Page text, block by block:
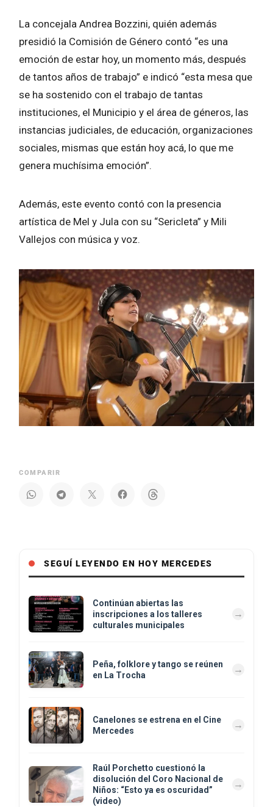
La concejala Andrea Bozzini, quién además
presidió la Comisión de Género contó “es una
emoción de estar hoy, un momento más, después
de tantos años de trabajo” e indicó “esta mesa que
se ha sostenido con el trabajo de tantas
instituciones, el Municipio y el área de géneros, las
instancias judiciales, de educación, organizaciones
sociales, mismas que están hoy acá, lo que me
genera muchísima emoción”.
Además, este evento contó con la presencia
artística de Mel y Jula con su “Sericleta” y Mili
Vallejos con música y voz.
COMPARIR
SEGUÍ LEYENDO EN HOY MERCEDES
Continúan abiertas las
inscripciones a los talleres
culturales municipales
Peña, folklore y tango se reúnen
en La Trocha
Canelones se estrena en el Cine
Mercedes
Raúl Porchetto cuestionó la
disolución del Coro Nacional de
Niños: “Esto ya es oscuridad”
(video)